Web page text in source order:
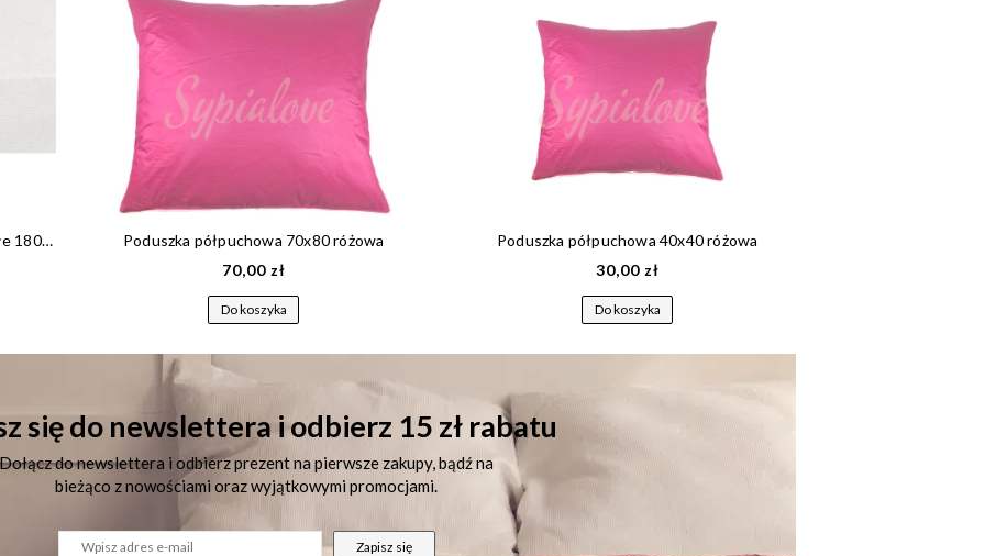
Prześcieradło frotte 180x200 z gumką białe 180 g/m2
Poduszka półpuchowa 70x80 różowa
70,00 zł
Do koszyka
Poduszka półpuchowa 40x40 różowa
30,00 zł
Do koszyka
się do newslettera i odbierz 15 zł rabatu
Dołącz do newslettera i odbierz prezent na pierwsze zakupy, bądź na
bieżąco z nowościami oraz wyjątkowymi promocjami.
Zapisz się